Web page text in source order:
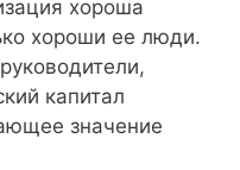
хороша
хороши ее люди.
капитал
значение